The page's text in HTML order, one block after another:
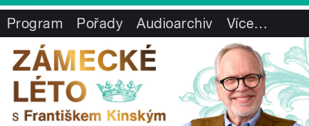
Program Pořady Audioarchiv Více…